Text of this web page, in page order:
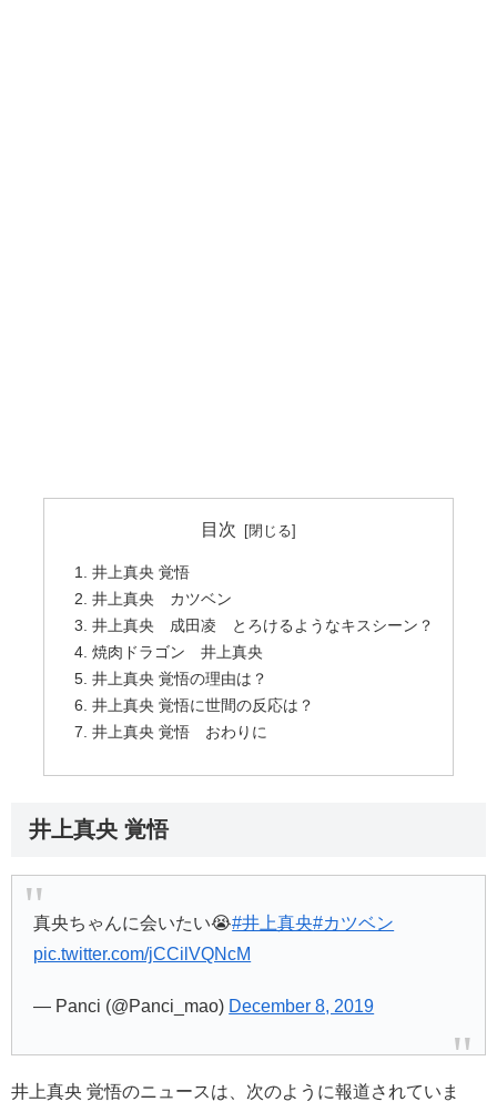
目次
井上真央 覚悟
井上真央 カツベン
井上真央 成田凌 とろけるようなキスシーン？
焼肉ドラゴン 井上真央
井上真央 覚悟の理由は？
井上真央 覚悟に世間の反応は？
井上真央 覚悟 おわりに
井上真央 覚悟
真央ちゃんに会いたい😭#井上真央#カツベン
pic.twitter.com/jCCilVQNcM
— Panci (@Panci_mao) December 8, 2019
井上真央 覚悟のニュースは、次のように報道されていま